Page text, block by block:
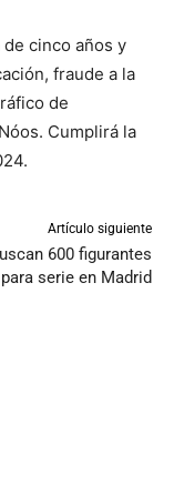
cinco años y
fraude a la
de
Cumplirá la
Artículo siguiente
600 figurantes
para serie en Madrid